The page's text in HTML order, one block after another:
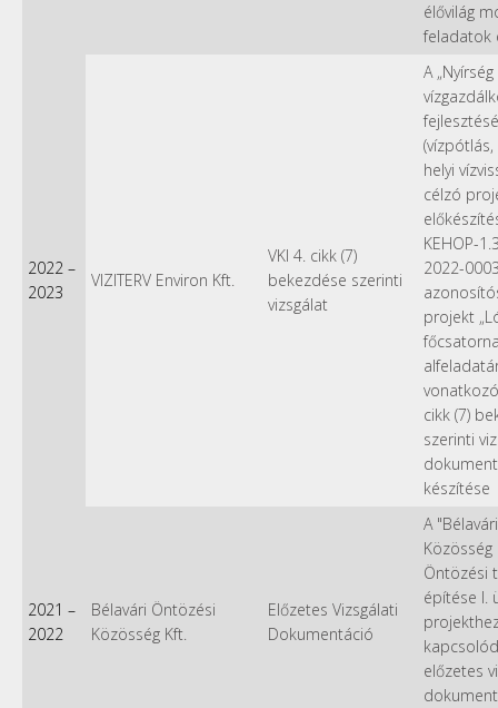
élővilág
feladatok
2022 –
2023
VIZITERV Environ Kft.
VKI 4. cikk (7)
bekezdése szerinti
vizsgálat
A „Nyírség
helyi
célzó
KEHOP-
2022-
projekt
cikk (7)
szerinti
készítése
2021 –
2022
Bélavári Öntözési
Közösség Kft.
Előzetes Vizsgálati
Dokumentáció
A
Közösség
Öntözési
építése I.
előzetes